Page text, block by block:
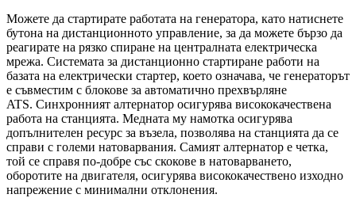
Можете да стартирате работата на генератора, като натиснете
бутона на дистанционното управление, за да можете бързо да
реагирате на рязко спиране на централната електрическа
мрежа. Системата за дистанционно стартиране работи на
базата на електрически стартер, което означава, че генераторът
е съвместим с блокове за автоматично прехвърляне
ATS. Синхронният алтернатор осигурява висококачествена
работа на станцията. Медната му намотка осигурява
допълнителен ресурс за възела, позволява на станцията да се
справи с големи натоварвания. Самият алтернатор е четка,
той се справя по-добре със скокове в натоварването,
оборотите на двигателя, осигурява висококачествено изходно
напрежение с минимални отклонения.